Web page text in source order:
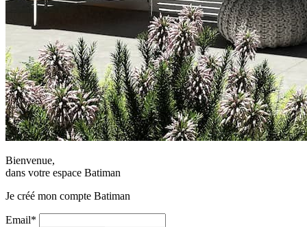
Bienvenue,
dans votre espace Batiman
Je créé mon compte Batiman
Email*